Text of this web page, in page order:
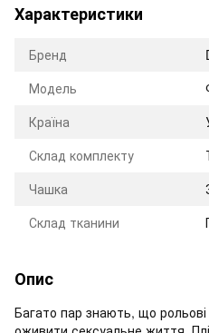
Характеристики
Бренд
Модель
Країна
Склад комплекту
Чашка
Склад тканини
Опис
Багато пар знають, що